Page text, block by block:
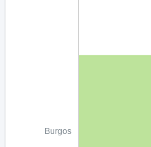
Burgos